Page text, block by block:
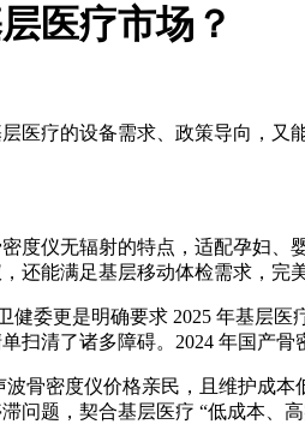
医疗市场？
医疗的设备需求、政策导向，
仪无辐射的特点，适配孕妇、
能满足基层移动体检需求，完
委更是明确要求 2025 年基层
清了诸多障碍。2024 年国产骨
密度仪价格亲民，且维护成本
题，契合基层医疗 “低成本、高